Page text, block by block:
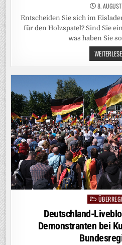
8.
Entscheiden Sie sich im
für den Holzspatel? Sind Sie
was haben Sie
Posted
in
Deutschland-
Demonstranten bei